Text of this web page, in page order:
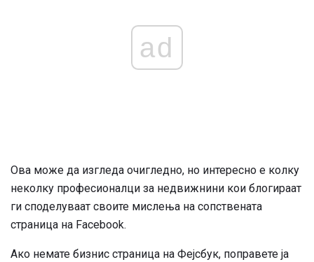
ad
Ова може да изгледа очигледно, но интересно е колку
неколку професионалци за недвижнини кои блогираат
ги споделуваат своите мислења на сопствената
страница на Facebook.
Ако немате бизнис страница на Фејсбук, поправете ја